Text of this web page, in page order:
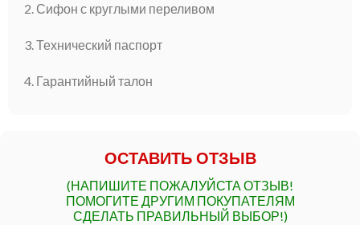
2. Сифон с круглыми переливом
3. Технический паспорт
4. Гарантийный талон
ОСТАВИТЬ ОТЗЫВ
(НАПИШИТЕ ПОЖАЛУЙСТА ОТЗЫВ!
ПОМОГИТЕ ДРУГИМ ПОКУПАТЕЛЯМ
СДЕЛАТЬ ПРАВИЛЬНЫЙ ВЫБОР!)